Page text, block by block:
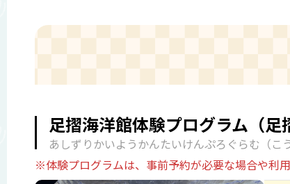
足摺海洋館体験プログラム（足
あしずりかいようかんたいけんぷろぐらむ（こ
※体験プログラムは、事前予約が必要な場合や利